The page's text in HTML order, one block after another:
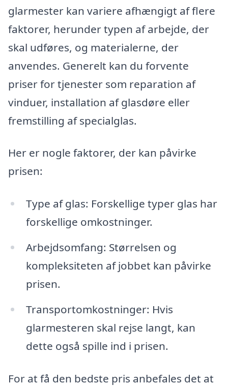
glarmester kan variere afhængigt af flere
faktorer, herunder typen af arbejde, der
skal udføres, og materialerne, der
anvendes. Generelt kan du forvente
priser for tjenester som reparation af
vinduer, installation af glasdøre eller
fremstilling af specialglas.
Her er nogle faktorer, der kan påvirke
prisen:
Type af glas: Forskellige typer glas har
forskellige omkostninger.
Arbejdsomfang: Størrelsen og
kompleksiteten af jobbet kan påvirke
prisen.
Transportomkostninger: Hvis
glarmesteren skal rejse langt, kan
dette også spille ind i prisen.
For at få den bedste pris anbefales det at